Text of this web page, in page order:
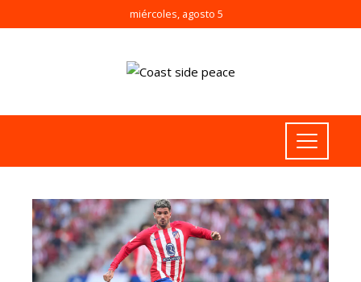
miércoles, agosto 5